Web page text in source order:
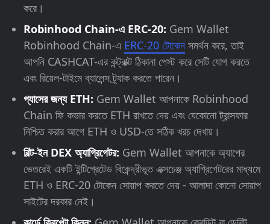
করে।
Robinhood Chain-এ ERC-20: Gem Wallet
Robinhood Chain-এ ERC-20 টোকেন সমর্থন করে, তাই
আপনি CASHCAT-এর কন্ট্রাক্ট ঠিকানা পেস্ট করে সেটি যোগ করতে
এবং রিয়েল-টাইমে ব্যালেন্স ট্র্যাক করতে পারেন।
গ্যাসের জন্য ETH: Gem Wallet আপনাকে Robinhood
Chain ফি কভার করতে ETH রাখতে দেয় এবং যেকোনো ট্রান্সফার
নিশ্চিত করার আগে ETH ও USD-তে সঠিক খরচ দেখায়।
বিল্ট-ইন DEX অ্যাগ্রিগেটর: Gem Wallet আপনাকে অ্যাপের
ভেতরেই একটি ইন্টিগ্রেটেড বিকেন্দ্রীভূত এক্সচেঞ্জ অ্যাগ্রিগেটরের মাধ্যমে
ETH ও ERC-20 টোকেন সোয়াপ করতে দেয় - আলাদা কোনো সোয়াপ
সাইটের দরকার নেই।